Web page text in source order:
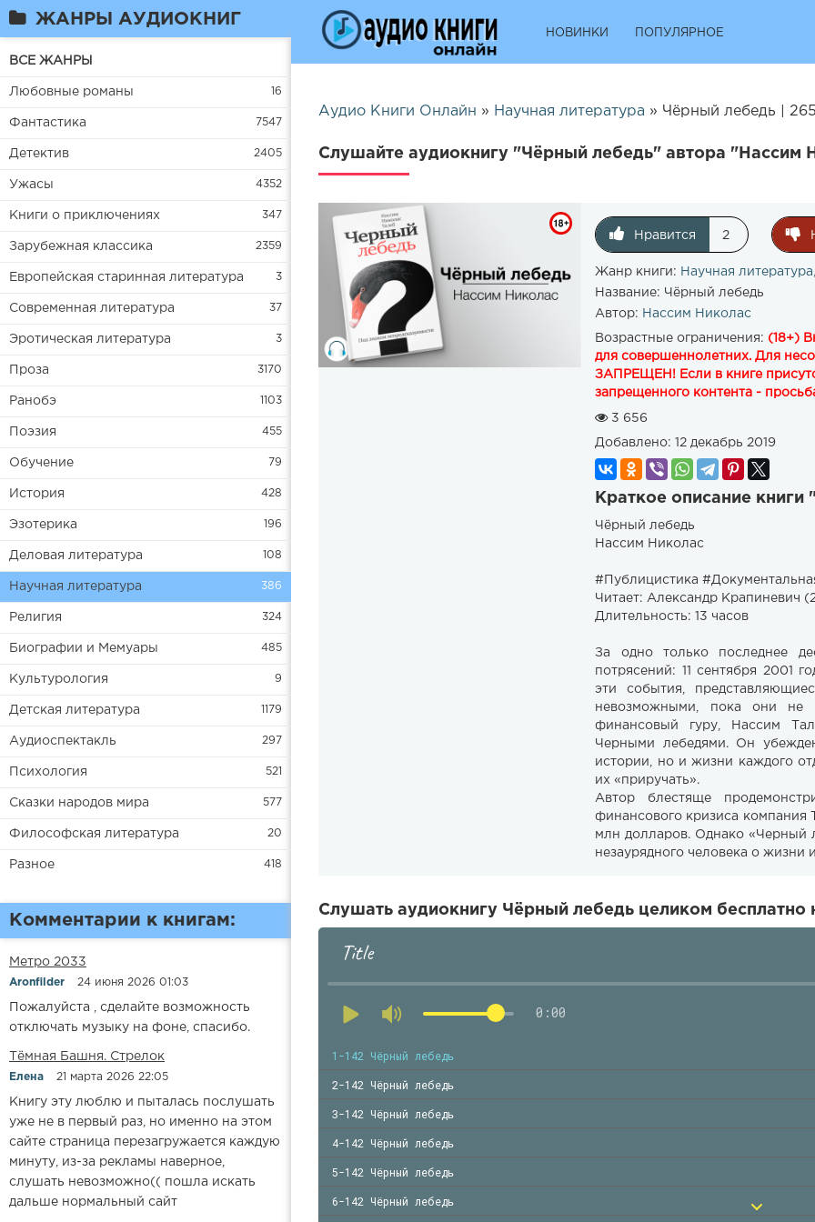
ЖАНРЫ АУДИОКНИГ
ВСЕ ЖАНРЫ
Любовные романы 16
Фантастика 7547
Детектив 2405
Ужасы 4352
Книги о приключениях 347
Зарубежная классика 2359
Европейская старинная литература 3
Современная литература 37
Эротическая литература 3
Проза 3170
Ранобэ 1103
Поэзия 455
Обучение 79
История 428
Эзотерика 196
Деловая литература 108
Научная литература 386
Религия 324
Биографии и Мемуары 485
Культурология 9
Детская литература 1179
Аудиоспектакль 297
Психология 521
Сказки народов мира 577
Философская литература 20
Разное 418
Комментарии к книгам:
Метро 2033
Aronfilder 24 июня 2026 01:03
Пожалуйста , сделайте возможность
отключать музыку на фоне, спасибо.
​​Тёмная Башня. Стрелок
Елена 21 марта 2026 22:05
Книгу эту люблю и пыталась послушать
уже не в первый раз, но именно на этом
сайте страница перезагружается каждую
минуту, из-за рекламы наверное,
слушать невозможно(( пошла искать
дальше нормальный сайт
НОВИНКИ ПОПУЛЯРНОЕ
Аудио Книги Онлайн » Научная литература » Чёрный лебедь |
Слушайте аудиокнигу "Чёрный лебедь" автора "Нассим
Нравится 2
Жанр книги: Научная литература
Название: Чёрный лебедь
Автор: Нассим Николас
Возрастные ограничения: (18+)
для совершеннолетних. Для
ЗАПРЕЩЕН! Если в книге
запрещенного контента -
3 656
Добавлено: 12 декабрь 2019
Краткое описание
Чёрный лебедь
Нассим Николас ​
#Публицистика
Читает: Александр Крапиневич
Длительность: 13 часов
За одно только последнее
потрясений: 11 сентября 2001
эти события,
невозможными, пока они не
финансовый гуру, Нассим
Черными лебедями. Он
истории, но и жизни каждого
их «приручать».
Автор блестяще
финансового кризиса компания
млн долларов. Однако «Черный
незаурядного человека о жизни
Слушать аудиокнигу Чёрный лебедь целиком бесплатно
Title
0:00
1-142 Чёрный лебедь
2-142 Чёрный лебедь
3-142 Чёрный лебедь
4-142 Чёрный лебедь
5-142 Чёрный лебедь
6-142 Чёрный лебедь